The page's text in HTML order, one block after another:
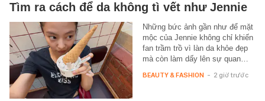
Tìm ra cách để da không tì vết như Jennie
Những bức ảnh gần như để mặt
mộc của Jennie không chỉ khiến
fan trầm trồ vì làn da khỏe đẹp
mà còn làm dấy lên sự quan…
BEAUTY & FASHION - 2 giờ trước